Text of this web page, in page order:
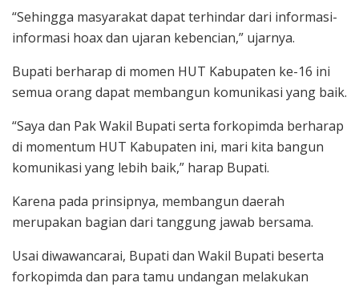
“Sehingga masyarakat dapat terhindar dari informasi-
informasi hoax dan ujaran kebencian,” ujarnya.
Bupati berharap di momen HUT Kabupaten ke-16 ini
semua orang dapat membangun komunikasi yang baik.
“Saya dan Pak Wakil Bupati serta forkopimda berharap
di momentum HUT Kabupaten ini, mari kita bangun
komunikasi yang lebih baik,” harap Bupati.
Karena pada prinsipnya, membangun daerah
merupakan bagian dari tanggung jawab bersama.
Usai diwawancarai, Bupati dan Wakil Bupati beserta
forkopimda dan para tamu undangan melakukan